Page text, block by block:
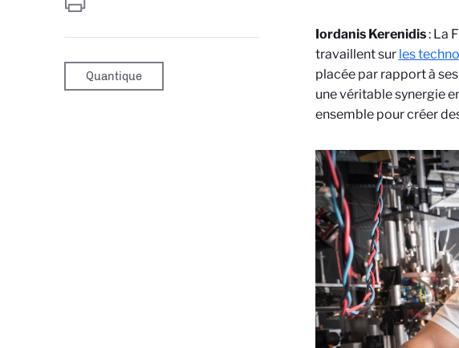
Quantique
Iordanis Kerenidis: La
travaillent sur les
placée par rapport à
une véritable synergie
ensemble pour créer